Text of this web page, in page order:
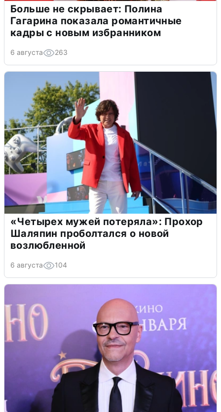
Больше не скрывает: Полина
Гагарина показала романтичные
кадры с новым избранником
6 августа 263
«Четырех мужей потеряла»: Прохор
Шаляпин проболтался о новой
возлюбленной
6 августа 104